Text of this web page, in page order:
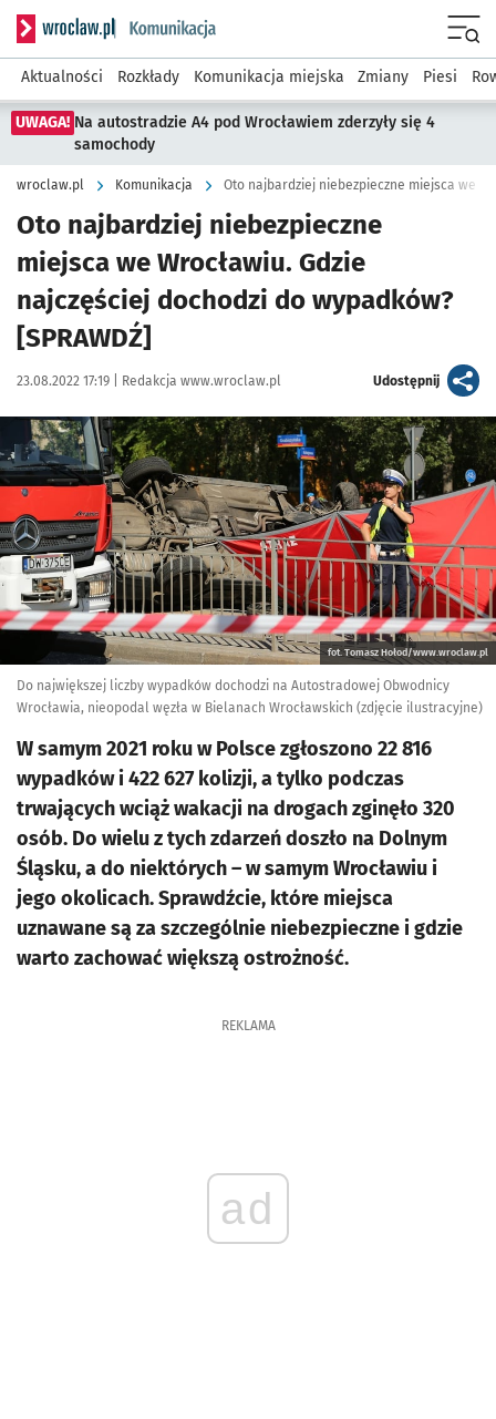
Serwis informacyjny wroclaw.pl podserwis: Komunikacja
Aktualności Rozkłady Komunikacja miejska Zmiany Piesi
UWAGA! Na autostradzie A4 pod Wrocławiem zderzyły się 4
samochody
wroclaw.pl Komunikacja
Oto najbardziej niebezpieczne
miejsca we Wrocławiu. Gdzie
najczęściej dochodzi do wypadków?
[SPRAWDŹ]
Data publikacji:
23.08.2022 17:19 | Autor:
Redakcja www.wroclaw.pl Udostępnijartykuł
Kliknij, aby powiększyć
fot. Tomasz Hołod/www.wroclaw.pl
Do największej liczby wypadków dochodzi na Autostradowej Obwodnicy
Wrocławia, nieopodal węzła w Bielanach Wrocławskich (zdjęcie ilustracyjne)
W samym 2021 roku w Polsce zgłoszono 22 816
wypadków i 422 627 kolizji, a tylko podczas
trwających wciąż wakacji na drogach zginęło 320
osób. Do wielu z tych zdarzeń doszło na Dolnym
Śląsku, a do niektórych – w samym Wrocławiu i
jego okolicach. Sprawdźcie, które miejsca
uznawane są za szczególnie niebezpieczne i gdzie
warto zachować większą ostrożność.
REKLAMA
ad